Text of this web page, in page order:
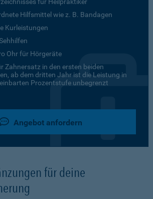
Hilfsmittel wie z. B. Bandagen
Kurleistungen
Ohr für Hörgeräte
Zahnersatz in den ersten beiden
ab dem dritten Jahr ist die Leistung in
Prozentstufe unbegrenzt
Angebot anfordern
für deine